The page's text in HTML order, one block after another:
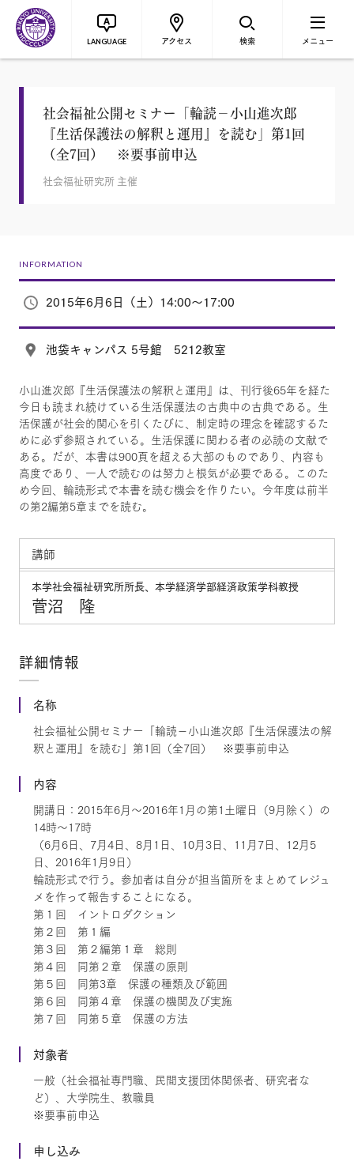
LANGUAGE アクセス 検索 メニュー
社会福祉公開セミナー「輪読－小山進次郎
『生活保護法の解釈と運用』を読む」第1回
（全7回） ※要事前申込
社会福祉研究所 主催
INFORMATION
2015年6月6日（土）14:00～17:00
池袋キャンパス 5号館 5212教室
小山進次郎『生活保護法の解釈と運用』は、刊行後65年を経た
今日も読まれ続けている生活保護法の古典中の古典である。生
活保護が社会的関心を引くたびに、制定時の理念を確認するた
めに必ず参照されている。生活保護に関わる者の必読の文献で
ある。だが、本書は900頁を超える大部のものであり、内容も
高度であり、一人で読むのは努力と根気が必要である。このた
め今回、輪読形式で本書を読む機会を作りたい。今年度は前半
の第2編第5章までを読む。
講師
本学社会福祉研究所所長、本学経済学部経済政策学科教授
菅沼 隆
詳細情報
名称
社会福祉公開セミナー「輪読－小山進次郎『生活保護法の解
釈と運用』を読む」第1回（全7回） ※要事前申込
内容
開講日：2015年6月～2016年1月の第1土曜日（9月除く）の
14時～17時
（6月6日、7月4日、8月1日、10月3日、11月7日、12月5
日、2016年1月9日）
輪読形式で行う。参加者は自分が担当箇所をまとめてレジュ
メを作って報告することになる。
第１回 イントロダクション
第２回 第１編
第３回 第２編第１章 総則
第４回 同第２章 保護の原則
第５回 同第3章 保護の種類及び範囲
第６回 同第４章 保護の機関及び実施
第７回 同第５章 保護の方法
対象者
一般（社会福祉専門職、民間支援団体関係者、研究者な
ど）、大学院生、教職員
※要事前申込
申し込み